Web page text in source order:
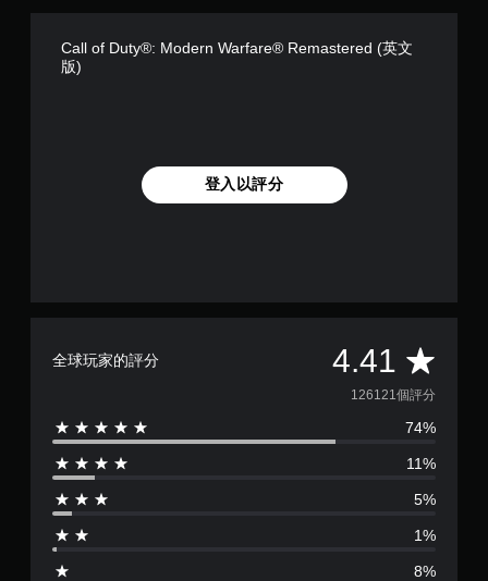
Call of Duty®: Modern Warfare® Remastered (英文
版)
登入以評分
全球玩家的評分 4.41 平
均
評
分
4
126121個評分
74%
11%
5%
1%
8%